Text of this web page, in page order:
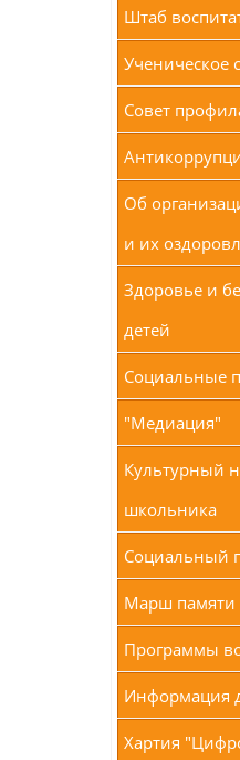
Штаб
Ученическое
Совет
Об
и их
Здоровье и
детей
Социальные
"Медиация"
Культурный
школьника
Социальный
Марш
Программы
Информация
Хартия